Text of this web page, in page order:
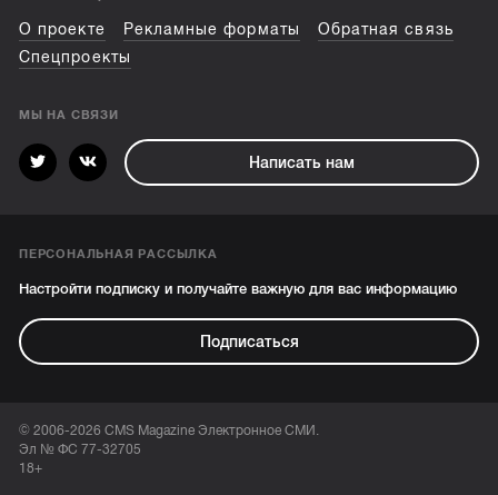
О проекте Рекламные форматы
Обратная связь
Спецпроекты
МЫ НА СВЯЗИ
Написать нам
ПЕРСОНАЛЬНАЯ РАССЫЛКА
Настройти подписку и получайте важную для вас информацию
Подписаться
© 2006-2026 CMS Magazine Электронное СМИ.
Эл № ФС 77-32705
18+